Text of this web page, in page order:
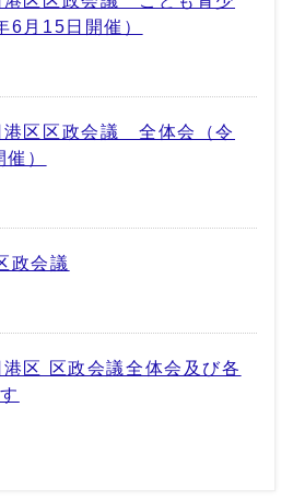
6月15日開催）
港区区政会議 全体会（令
）
政会議
区 区政会議全体会及び各